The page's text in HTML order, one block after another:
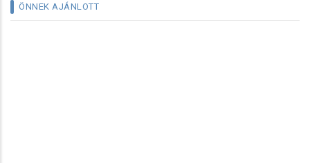
ÖNNEK AJÁNLOTT